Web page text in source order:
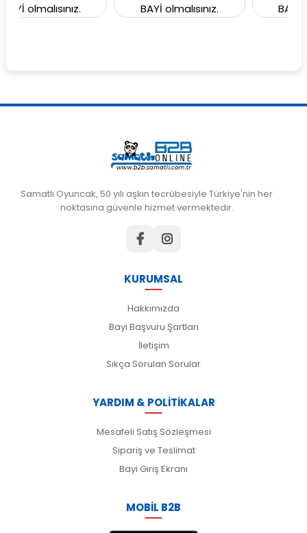
BAYİ olmalısınız.
BAYİ olmalısınız.
Samatlı Oyuncak, 50 yılı aşkın tecrübesiyle Türkiye'nin her
noktasına güvenle hizmet vermektedir.
KURUMSAL
Hakkımızda
Bayi Başvuru Şartları
İletişim
Sıkça Sorulan Sorular
YARDIM & POLİTİKALAR
Mesafeli Satış Sözleşmesi
Sipariş ve Teslimat
Bayi Giriş Ekranı
MOBİL B2B